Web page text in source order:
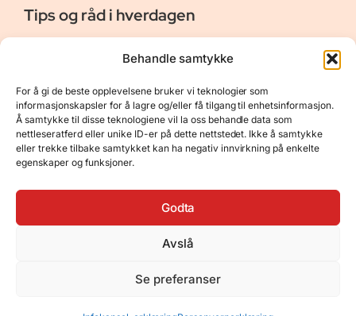
Behandle samtykke
For å gi de beste opplevelsene bruker vi teknologier som
informasjonskapsler for å lagre og/eller få tilgang til enhetsinformasjon.
Å samtykke til disse teknologiene vil la oss behandle data som
nettleseratferd eller unike ID-er på dette nettstedet. Ikke å samtykke
eller trekke tilbake samtykket kan ha negativ innvirkning på enkelte
egenskaper og funksjoner.
Godta
Avslå
Se preferanser
Tips og råd i hverdagen
Er vår bloggside hvor vi ønsker å dele våre opplevelser og
gi deg råd og tips innen reiser, hotell - og restauranter,
naturopplevelser, personlig pleie, data, film og bøker m.m.
Nyttige Linker
Om oss
Kontakt
Resurser
Personvernerklæring
Opphavsrett
GeneratePress•Hosted by